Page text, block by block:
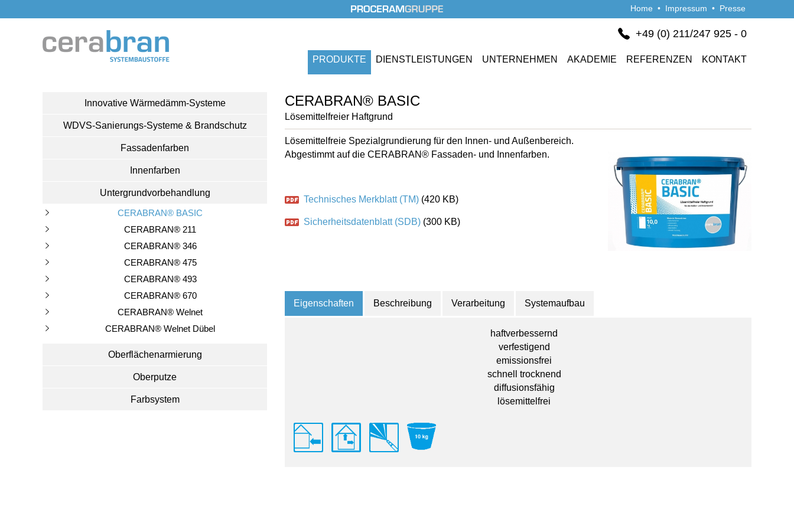
Home • Impressum • Presse
+49 (0) 211/247 925 - 0
PRODUKTE DIENSTLEISTUNGEN UNTERNEHMEN AKADEMIE REFERENZEN KONTAKT
Innovative Wärmedämm-Systeme
WDVS-Sanierungs-Systeme & Brandschutz
Fassadenfarben
Innenfarben
Untergrundvorbehandlung
CERABRAN® BASIC
CERABRAN® 211
CERABRAN® 346
CERABRAN® 475
CERABRAN® 493
CERABRAN® 670
CERABRAN® Welnet
CERABRAN® Welnet Dübel
Oberflächenarmierung
Oberputze
Farbsystem
CERABRAN® BASIC
Lösemittelfreier Haftgrund
Lösemittelfreie Spezialgrundierung für den Innen- und Außenbereich.
Abgestimmt auf die CERABRAN® Fassaden- und Innenfarben.
Technisches Merkblatt (TM) (420 KB)
Sicherheitsdatenblatt (SDB) (300 KB)
Eigenschaften Beschreibung Verarbeitung Systemaufbau
haftverbessernd
verfestigend
emissionsfrei
schnell trocknend
diffusionsfähig
lösemittelfrei